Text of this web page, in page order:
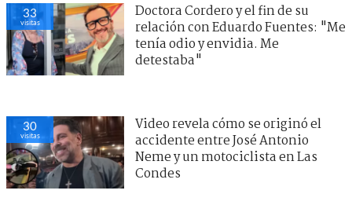
33
visitas
Doctora Cordero y el fin de su
relación con Eduardo Fuentes: "Me
tenía odio y envidia. Me
detestaba"
30
visitas
Video revela cómo se originó el
accidente entre José Antonio
Neme y un motociclista en Las
Condes